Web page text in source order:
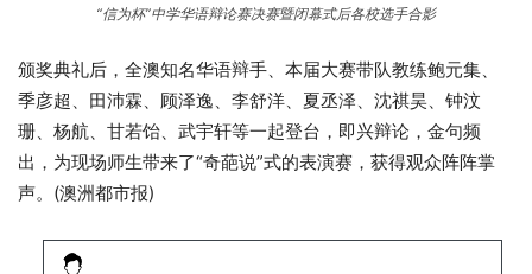
“信为杯”中学华语辩论赛决赛暨闭幕式后各校选手合影
颁奖典礼后，全澳知名华语辩手、本届大赛带队教练鲍元集、
季彦超、田沛霖、顾泽逸、李舒洋、夏丞泽、沈祺昊、钟汶
珊、杨航、甘若饴、武宇轩等一起登台，即兴辩论，金句频
出，为现场师生带来了“奇葩说”式的表演赛，获得观众阵阵掌
声。(澳洲都市报)